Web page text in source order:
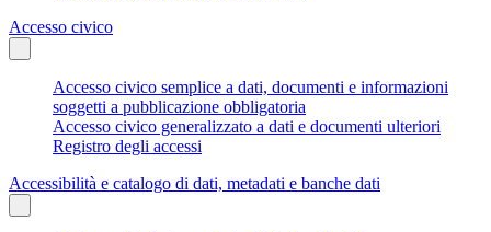
Accesso civico
Accesso civico semplice a dati, documenti e informazioni
soggetti a pubblicazione obbligatoria
Accesso civico generalizzato a dati e documenti ulteriori
Registro degli accessi
Accessibilità e catalogo di dati, metadati e banche dati